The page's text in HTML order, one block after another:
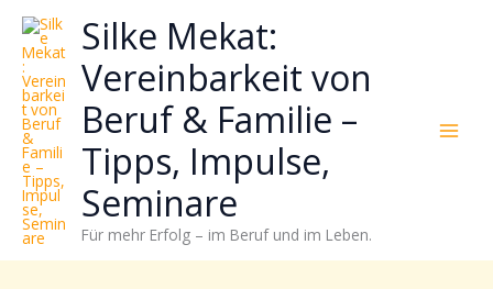
Zum
Inhalt
springen
Silke Mekat:
Vereinbarkeit von
Beruf & Familie –
Tipps, Impulse,
Seminare
Für mehr Erfolg – im Beruf und im Leben.
wie
sich
Stress
reduzieren
Energie
gezielter
einsetzen
lässt?
Einfach